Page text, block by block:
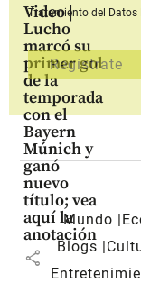
Video |
Lucho
marcó su
primer gol
de la
temporada
con el
Bayern
Múnich y
ganó
nuevo
título; vea
aquí la
anotación
share
Tratamiento del Datos
Mundo
Blogs